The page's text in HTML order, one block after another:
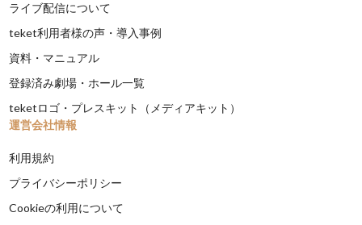
ライブ配信について
teket利用者様の声・導入事例
資料・マニュアル
登録済み劇場・ホール一覧
teketロゴ・プレスキット（メディアキット）
運営会社情報
利用規約
プライバシーポリシー
Cookieの利用について